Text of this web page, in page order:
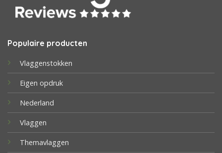
Populaire producten
Vlaggenstokken
Eigen opdruk
Nederland
Vlaggen
Themavlaggen